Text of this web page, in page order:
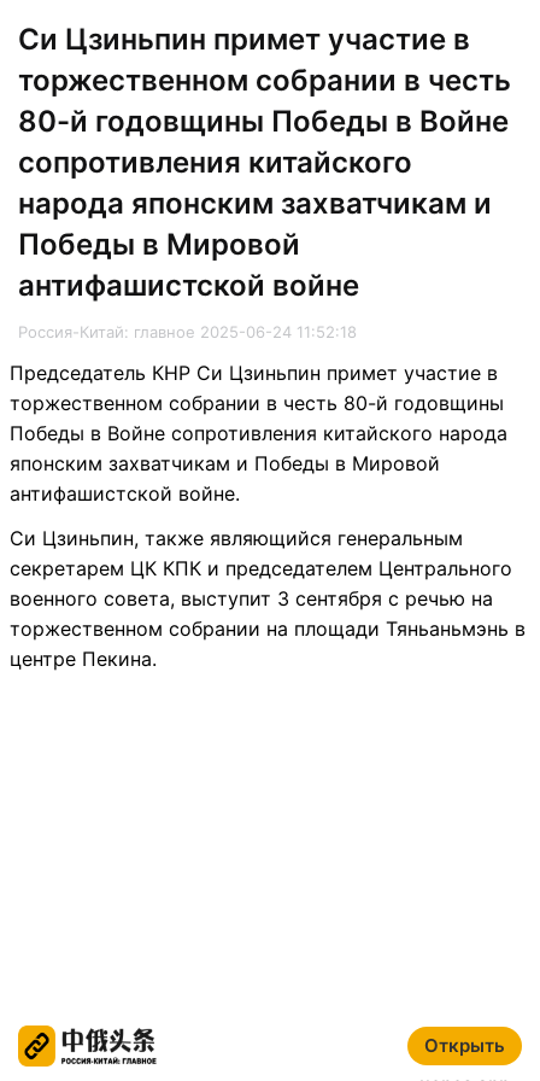
Си Цзиньпин примет участие в
торжественном собрании в честь
80-й годовщины Победы в Войне
сопротивления китайского
народа японским захватчикам и
Победы в Мировой
антифашистской войне
Россия-Китай: главное 2025-06-24 11:52:18
Открыть